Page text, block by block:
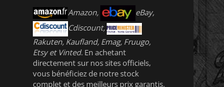
Amazon,
eBay,
Cdiscount,
Rakuten, Kaufland, Emag, Fruugo,
Etsy et Vinted. En achetant
directement sur nos sites officiels,
vous bénéficiez de notre stock
complet et des meilleurs prix garantis.